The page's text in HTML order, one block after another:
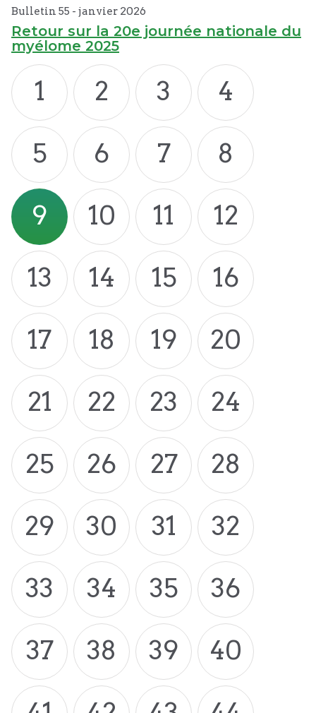
Bulletin 55 - janvier 2026
Retour sur la 20e journée nationale du
myélome 2025
1 2 3
4
5
6 7
8
9
10 11
12
13
14 15
16
17
18 19
20
21
22 23
24
25
26 27
28
29
30 31
32
33
34 35
36
37
38 39
40